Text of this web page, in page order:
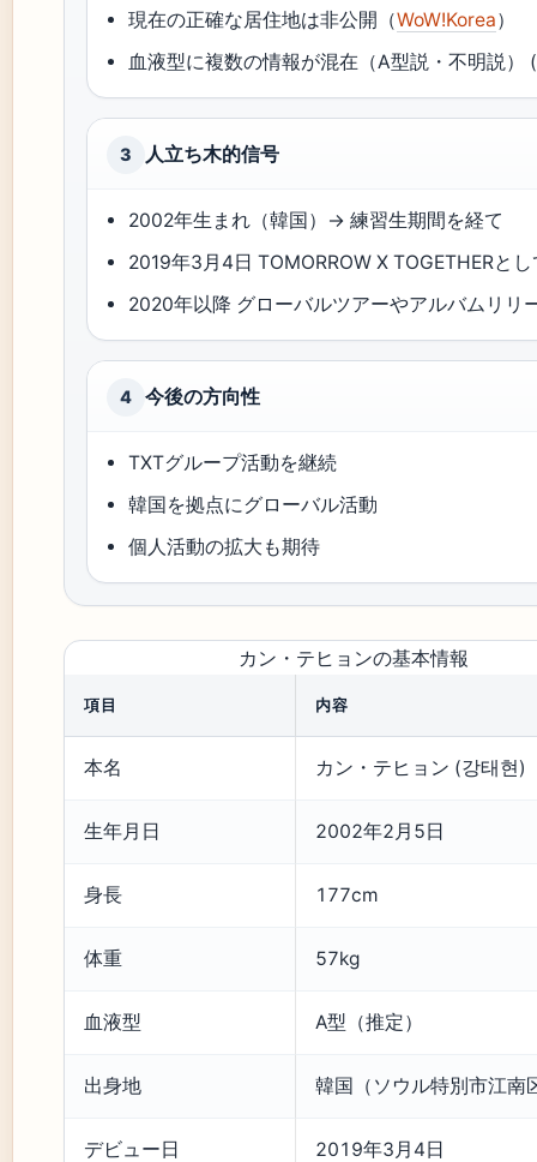
現在の正確な居住地は非公開（WoW!Korea）
血液型に複数の情報が混在（A型説・不明説） (
3 ⼈⽴ち⽊的信号
2002年⽣まれ（韓国）→ 練習⽣期間を経て
2019年3月4日 TOMORROW X TOGETHERと
2020年以降 グローバルツアーやアルバムリリ
4 今後の⽅向性
TXTグループ活動を継続
韓国を拠点にグローバル活動
個人活動の拡⼤も期待
カン・テヒョンの基本情報
項⽬ 内容
本名 カン・テヒョン (강태현)
生年月⽇ 2002年2月5日
身長 177cm
体重 57kg
血液型 A型（推定）
出⾝地 韓国（ソウル特別市江南
デビュー日 2019年3月4日